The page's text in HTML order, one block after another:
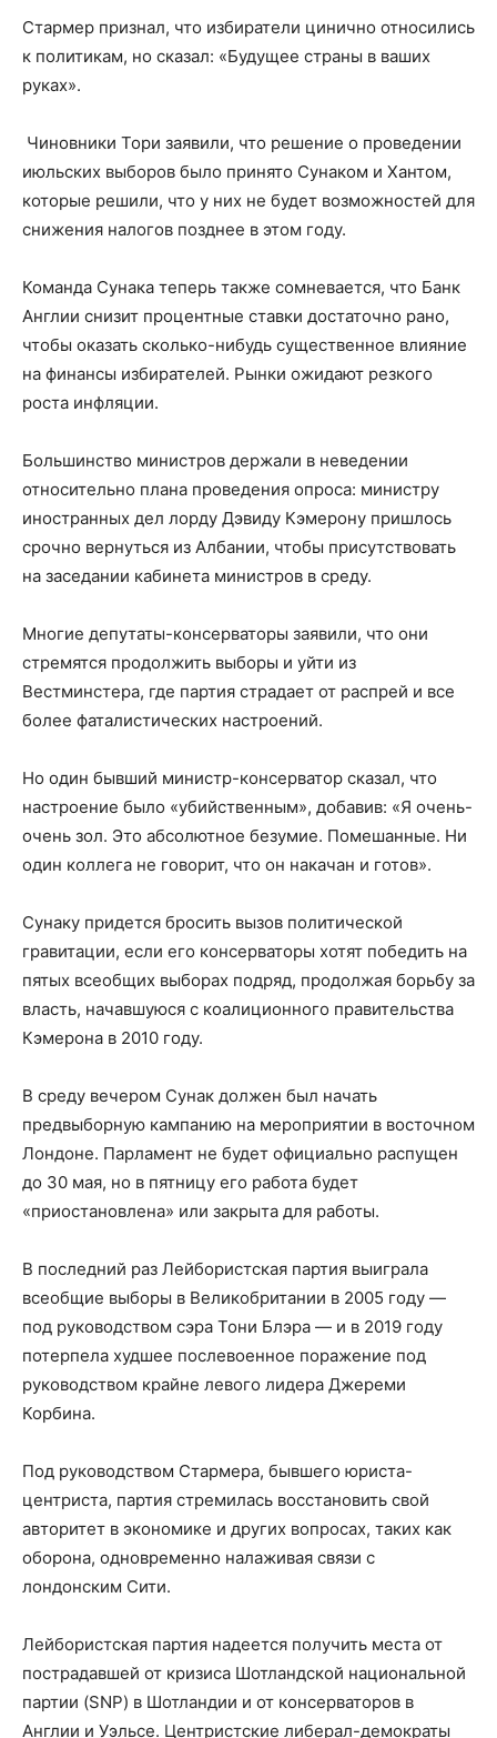
Стармер признал, что избиратели цинично относились
к политикам, но сказал: «Будущее страны в ваших
руках».
Чиновники Тори заявили, что решение о проведении
июльских выборов было принято Сунаком и Хантом,
которые решили, что у них не будет возможностей для
снижения налогов позднее в этом году.
Команда Сунака теперь также сомневается, что Банк
Англии снизит процентные ставки достаточно рано,
чтобы оказать сколько-нибудь существенное влияние
на финансы избирателей. Рынки ожидают резкого
роста инфляции.
Большинство министров держали в неведении
относительно плана проведения опроса: министру
иностранных дел лорду Дэвиду Кэмерону пришлось
срочно вернуться из Албании, чтобы присутствовать
на заседании кабинета министров в среду.
Многие депутаты-консерваторы заявили, что они
стремятся продолжить выборы и уйти из
Вестминстера, где партия страдает от распрей и все
более фаталистических настроений.
Но один бывший министр-консерватор сказал, что
настроение было «убийственным», добавив: «Я очень-
очень зол. Это абсолютное безумие. Помешанные. Ни
один коллега не говорит, что он накачан и готов».
Сунаку придется бросить вызов политической
гравитации, если его консерваторы хотят победить на
пятых всеобщих выборах подряд, продолжая борьбу за
власть, начавшуюся с коалиционного правительства
Кэмерона в 2010 году.
В среду вечером Сунак должен был начать
предвыборную кампанию на мероприятии в восточном
Лондоне. Парламент не будет официально распущен
до 30 мая, но в пятницу его работа будет
«приостановлена» или закрыта для работы.
В последний раз Лейбористская партия выиграла
всеобщие выборы в Великобритании в 2005 году —
под руководством сэра Тони Блэра — и в 2019 году
потерпела худшее послевоенное поражение под
руководством крайне левого лидера Джереми
Корбина.
Под руководством Стармера, бывшего юриста-
центриста, партия стремилась восстановить свой
авторитет в экономике и других вопросах, таких как
оборона, одновременно налаживая связи с
лондонским Сити.
Лейбористская партия надеется получить места от
пострадавшей от кризиса Шотландской национальной
партии (SNP) в Шотландии и от консерваторов в
Англии и Уэльсе. Центристские либерал-демократы